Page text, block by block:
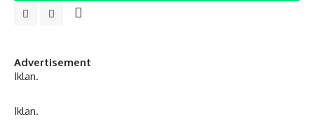
Advertisement
Iklan.
Iklan.